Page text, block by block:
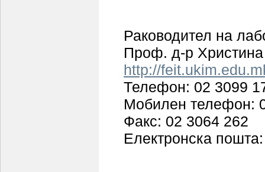
Раководител на
Проф. д-р
http://
Телефон: 02 3099
Мобилен телефон:
Факс: 02 3064 262
Електронска